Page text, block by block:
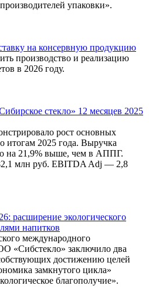
упаковки».
на консервную продукцию
производство и реализацию
в 2026 году.
стекло» 12 месяцев 2025
рост основных
итогам 2025 года. Выручка
на 21,9% выше, чем в АППГ.
млн руб. EBITDA Adj — 2,8
расширение экологического
напитков
международного
«Сибстекло» заключило два
достижению целей
замкнутого цикла»
благополучие».